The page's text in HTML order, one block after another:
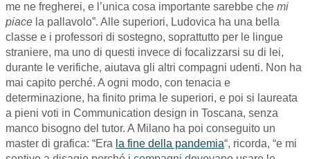
me ne fregherei, e l’unica cosa importante sarebbe che mi
piace la pallavolo”. Alle superiori, Ludovica ha una bella
classe e i professori di sostegno, soprattutto per le lingue
straniere, ma uno di questi invece di focalizzarsi su di lei,
durante le verifiche, aiutava gli altri compagni udenti. Non ha
mai capito perché. A ogni modo, con tenacia e
determinazione, ha finito prima le superiori, e poi si laureata
a pieni voti in Communication design in Toscana, senza
manco bisogno del tutor. A Milano ha poi conseguito un
master di grafica: “Era la fine della pandemia“, ricorda, “e mi